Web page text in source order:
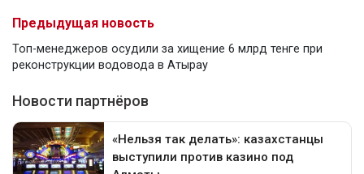
Предыдущая новость
Топ-менеджеров осудили за хищение 6 млрд тенге при
реконструкции водовода в Атырау